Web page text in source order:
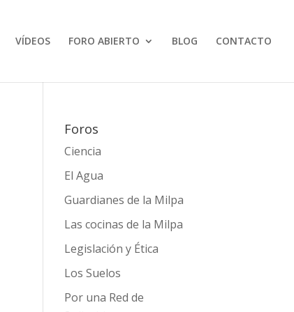
VÍDEOS FORO ABIERTO BLOG CONTACTO
Foros
Ciencia
El Agua
Guardianes de la Milpa
Las cocinas de la Milpa
Legislación y Ética
Los Suelos
Por una Red de